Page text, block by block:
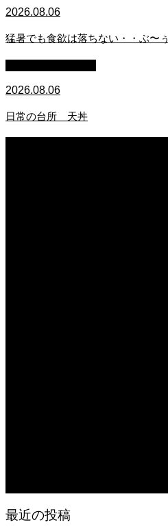
2026.08.06
猛暑でも食欲は落ちない・・ぶ〜ぅ
2026.08.06
日常の台所 天丼
最近の投稿